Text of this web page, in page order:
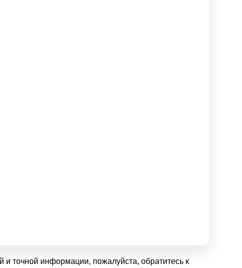
точной информации, пожалуйста, обратитесь к